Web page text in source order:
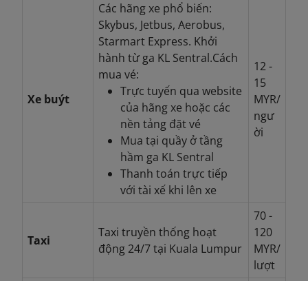
Xe buýt
Các hãng xe phổ biến:
Skybus, Jetbus, Aerobus,
Starmart Express. Khởi
hành từ ga KL Sentral.Cách
mua vé:
Trực tuyến qua website
của hãng xe hoặc các
nền tảng đặt vé
Mua tại quầy ở tầng
hầm ga KL Sentral
Thanh toán trực tiếp
với tài xế khi lên xe
12 -
15
MYR/
ngư
ời
Taxi
Taxi truyền thống hoạt
động 24/7 tại Kuala Lumpur
70 -
120
MYR/
lượt